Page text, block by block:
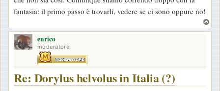
fantasia: il primo passo è trovarli, vedere se ci sono oppure no!
o
enrico
moderatore
Re: Dorylus helvolus in Italia (?)